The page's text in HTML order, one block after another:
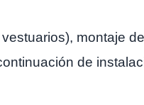
montaje
de